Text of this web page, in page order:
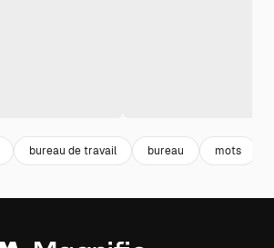
bureau de travail bureau mots